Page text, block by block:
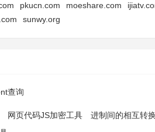
pkucn.com moeshare.com
sunwy.org
查询
网页代码JS加密工具 进制间的相互转